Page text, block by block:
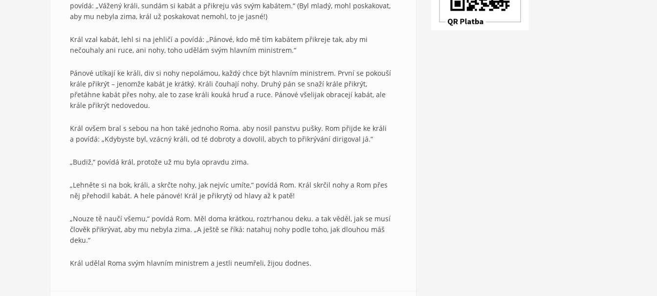
povídá: „Vážený králi, sundám si kabát a přikreju vás svým kabátem.“ (Byl mladý, mohl poskakovat,
aby mu nebyla zima, král už poskakovat nemohl, to je jasné!)
Král vzal kabát, lehl si na jehličí a povídá: „Pánové, kdo mě tím kabátem přikreje tak, aby mi
nečouhaly ani ruce, ani nohy, toho udělám svým hlavním ministrem.“
Pánové utíkají ke králi, div si nohy nepolámou, každý chce být hlavním ministrem. První se pokouší
krále přikrýt – jenomže kabát je krátký. Králi čouhají nohy. Druhý pán se snaží krále přikrýt,
přetáhne kabát přes nohy, ale to zase králi kouká hruď a ruce. Pánové všelijak obracejí kabát, ale
krále přikrýt nedovedou.
Král ovšem bral s sebou na hon také jednoho Roma. aby nosil panstvu pušky. Rom přijde ke králi
a povídá: „Kdybyste byl, vzácný králi, od té dobroty a dovolil, abych to přikrývání dirigoval já.“
„Budiž,“ povídá král, protože už mu byla opravdu zima.
„Lehněte si na bok, králi, a skrčte nohy, jak nejvíc umíte,“ povídá Rom. Král skrčil nohy a Rom přes
něj přehodil kabát. A hele pánové! Král je přikrytý od hlavy až k patě!
„Nouze tě naučí všemu,“ povídá Rom. Měl doma krátkou, roztrhanou deku. a tak věděl, jak se musí
člověk přikrývat, aby mu nebyla zima. „A ještě se říká: natahuj nohy podle toho, jak dlouhou máš
deku.“
Král udělal Roma svým hlavním ministrem a jestli neumřeli, žijou dodnes.